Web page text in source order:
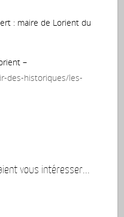
: maire de Lorient du
–
des-historiques/les-
vous intéresser...